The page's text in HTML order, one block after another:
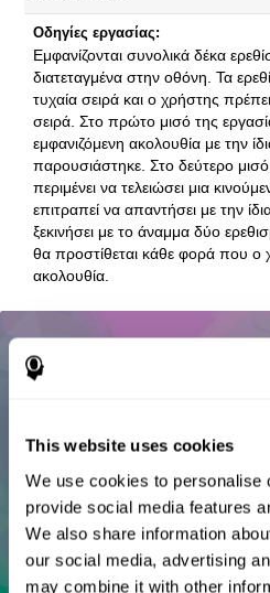
This website uses cookies
We use cookies to personalise
provide social media features
We also share information
our social media, advertising
may combine it with other
Οδηγίες εργασίας:
Εμφανίζονται συνολικά δέκα
διατεταγμένα στην οθόνη. Τα
τυχαία σειρά και ο χρήστης
σειρά. Στο πρώτο μισό της
εμφανιζόμενη ακολουθία με την
παρουσιάστηκε. Στο δεύτερο
περιμένει να τελειώσει μια
επιτραπεί να απαντήσει με την
ξεκινήσει με το άναμμα δύο
θα προστίθεται κάθε φορά που ο
ακολουθία.